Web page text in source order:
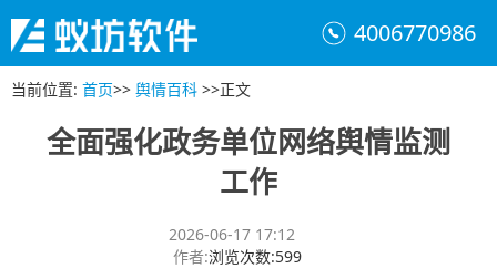
4006770986
当前位置: 首页>> 舆情百科 >>正文
全面强化政务单位网络舆情监测
工作
2026-06-17 17:12
作者:浏览次数:599